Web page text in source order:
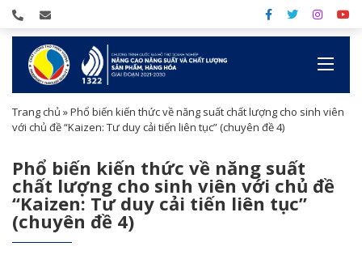
Trang chủ »Phổ biến kiến thức về năng suất chất lượng cho sinh viên
với chủ đề “Kaizen: Tư duy cải tiến liên tục” (chuyên đề 4)
Phổ biến kiến thức về năng suất
chất lượng cho sinh viên với chủ đề
“Kaizen: Tư duy cải tiến liên tục”
(chuyên đề 4)